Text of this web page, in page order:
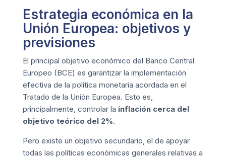
Estrategia económica en la
Unión Europea: objetivos y
previsiones
El principal objetivo económico del Banco Central
Europeo (BCE) es garantizar la implementación
efectiva de la política monetaria acordada en el
Tratado de la Unión Europea. Esto es,
principalmente, controlar la inflación cerca del
objetivo teórico del 2%.
Pero existe un objetivo secundario, el de apoyar
todas las políticas económicas generales relativas a